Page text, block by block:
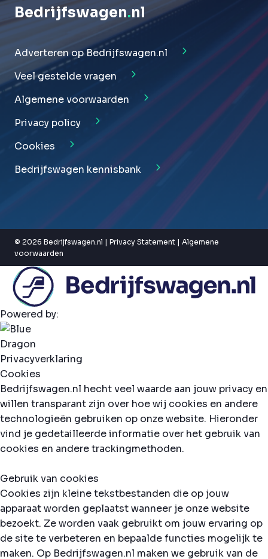
Bedrijfswagen.nl
Adverteren op Bedrijfswagen.nl
Veel gestelde vragen
Algemene voorwaarden
Privacy policy
Cookies
Bedrijfswagen kennisbank
© 2026 Bedrijfswagen.nl | Privacy Statement | Algemene
voorwaarden
Powered by:
Privacyverklaring
Cookies
Bedrijfswagen.nl hecht veel waarde aan jouw privacy en
willen transparant zijn over hoe wij cookies en andere
technologieën gebruiken op onze website. Hieronder
vind je gedetailleerde informatie over het gebruik van
cookies en andere trackingmethoden.
Gebruik van cookies
Cookies zijn kleine tekstbestanden die op jouw
apparaat worden geplaatst wanneer je onze website
bezoekt. Ze worden vaak gebruikt om jouw ervaring op
de site te verbeteren en bepaalde functies mogelijk te
maken. Op Bedrijfswagen.nl maken we gebruik van de